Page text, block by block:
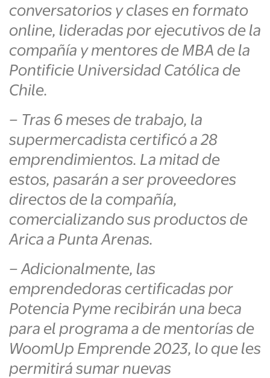
conversatorios y clases en formato
online, lideradas por ejecutivos de la
compañía y mentores de MBA de la
Pontificie Universidad Católica de
Chile.
– Tras 6 meses de trabajo, la
supermercadista certificó a 28
emprendimientos. La mitad de
estos, pasarán a ser proveedores
directos de la compañía,
comercializando sus productos de
Arica a Punta Arenas.
– Adicionalmente, las
emprendedoras certificadas por
Potencia Pyme recibirán una beca
para el programa a de mentorías de
WoomUp Emprende 2023, lo que les
permitirá sumar nuevas